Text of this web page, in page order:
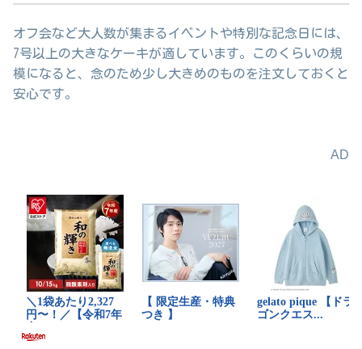
オフ会など大人数が集まるイベントや特別な記念日には、
7号以上の大きなケーキが適しています。このくらいの規
模になると、念のため少し大きめのものを注文しておくと
安心です。
AD